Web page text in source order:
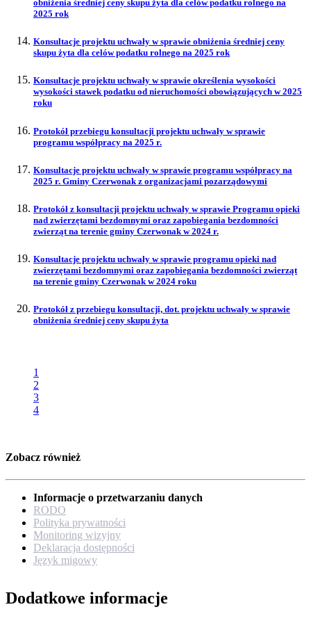
obniżenia średniej ceny skupu żyta dla celów podatku rolnego na
2025 rok
Konsultacje projektu uchwały w sprawie obniżenia średniej ceny
skupu żyta dla celów podatku rolnego na 2025 rok
Konsultacje projektu uchwały w sprawie określenia wysokości
wysokości stawek podatku od nieruchomości obowiązujących w 2025
roku
Protokół przebiegu konsultacji projektu uchwały w sprawie
programu współpracy na 2025 r.
Konsultacje projektu uchwały w sprawie programu współpracy na
2025 r. Gminy Czerwonak z organizacjami pozarządowymi
Protokół z konsultacji projektu uchwały w sprawie Programu opieki
nad zwierzętami bezdomnymi oraz zapobiegania bezdomności
zwierząt na terenie gminy Czerwonak w 2024 r.
Konsultacje projektu uchwały w sprawie programu opieki nad
zwierzętami bezdomnymi oraz zapobiegania bezdomności zwierząt
na terenie gminy Czerwonak w 2024 roku
Protokół z przebiegu konsultacji, dot. projektu uchwały w sprawie
obniżenia średniej ceny skupu żyta
1
2
3
4
Zobacz również
Informacje o przetwarzaniu danych
RODO
Polityka prywatności
Monitoring wizyjny
Deklaracja dostępności
Język migowy
Dodatkowe informacje